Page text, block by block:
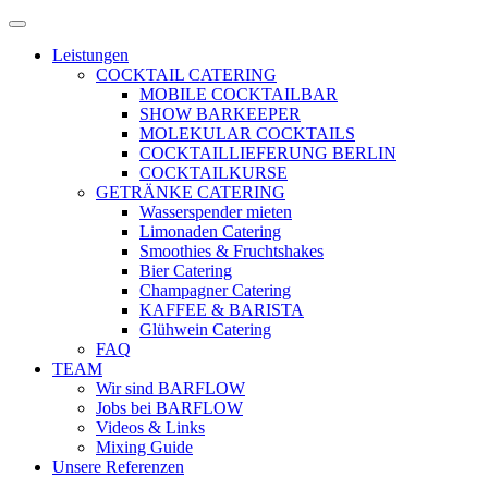
Zum
springen
Menü
öffnenLeistungen
COCKTAIL CATERING
MOBILE COCKTAILBAR
SHOW BARKEEPER
MOLEKULAR COCKTAILS
COCKTAILLIEFERUNG BERLIN
COCKTAILKURSE
GETRÄNKE CATERING
Wasserspender mieten
Limonaden Catering
Smoothies & Fruchtshakes
Bier Catering
Champagner Catering
KAFFEE & BARISTA
Glühwein Catering
FAQ
TEAM
Wir sind BARFLOW
Jobs bei BARFLOW
Videos & Links
Mixing Guide
Unsere Referenzen